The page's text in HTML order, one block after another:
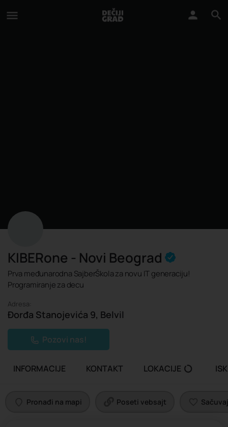
KIBERone - Novi Beograd
Prva međunarodna SajberŠkola za novu IT generaciju!
Programiranje za decu
Adresa:
Đorđa Stanojevića 9, Belvil
Pozovi nas!
INFORMACIJE KONTAKT LOKACIJE
Pronađi na mapi Poseti vebsajt